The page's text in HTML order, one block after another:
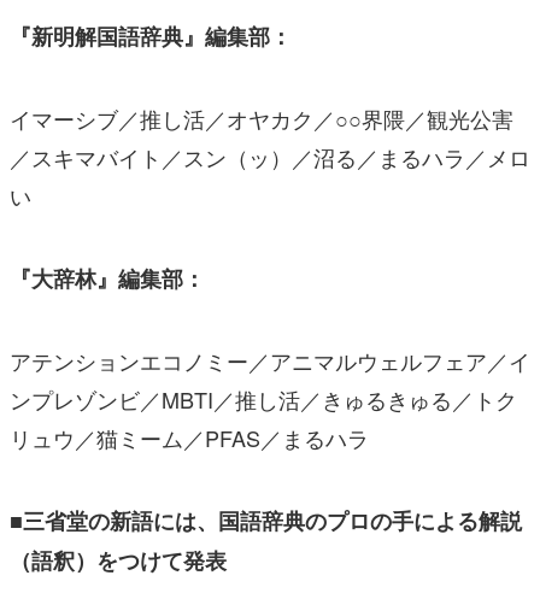
『新明解国語辞典』編集部：
イマーシブ／推し活／オヤカク／○○界隈／観光公害
／スキマバイト／スン（ッ）／沼る／まるハラ／メロ
い
『大辞林』編集部：
アテンションエコノミー／アニマルウェルフェア／イ
ンプレゾンビ／MBTI／推し活／きゅるきゅる／トク
リュウ／猫ミーム／PFAS／まるハラ
■三省堂の新語には、国語辞典のプロの手による解説
（語釈）をつけて発表